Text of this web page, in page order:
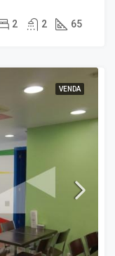
2 2 65
VENDA